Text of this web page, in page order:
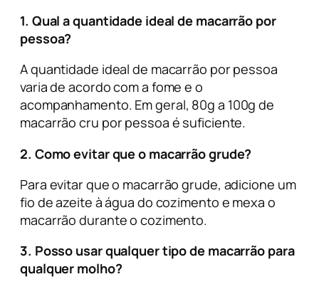
1. Qual a quantidade ideal de macarrão por
pessoa?
A quantidade ideal de macarrão por pessoa
varia de acordo com a fome e o
acompanhamento. Em geral, 80g a 100g de
macarrão cru por pessoa é suficiente.
2. Como evitar que o macarrão grude?
Para evitar que o macarrão grude, adicione um
fio de azeite à água do cozimento e mexa o
macarrão durante o cozimento.
3. Posso usar qualquer tipo de macarrão para
qualquer molho?